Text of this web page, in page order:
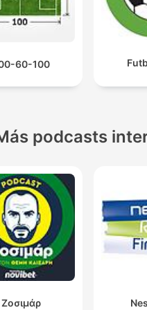
60-100
podcasts
Ζοσιμάρ